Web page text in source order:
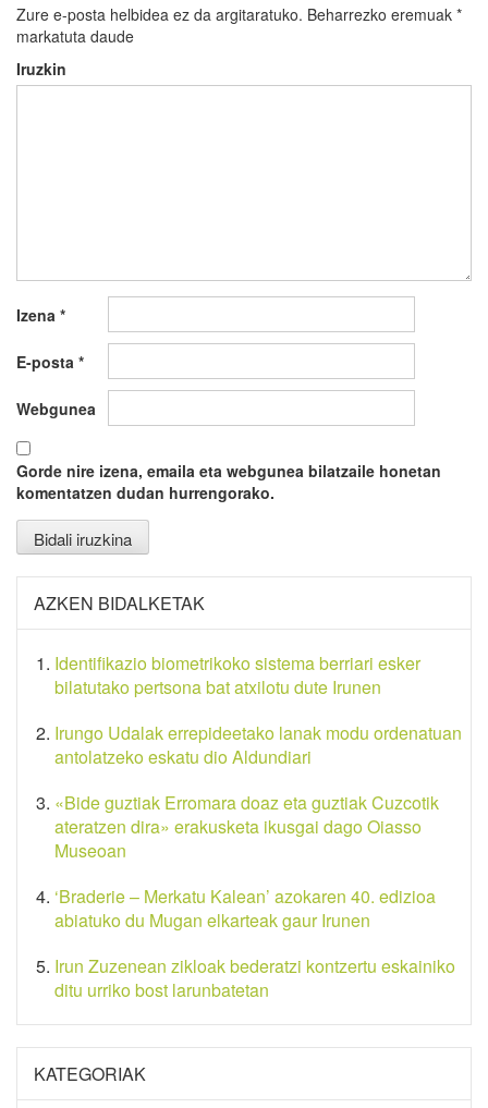
Zure e-posta helbidea ez da argitaratuko. Beharrezko eremuak *
markatuta daude
Iruzkin
Izena *
E-posta *
Webgunea
Gorde nire izena, emaila eta webgunea bilatzaile honetan
komentatzen dudan hurrengorako.
AZKEN BIDALKETAK
Identifikazio biometrikoko sistema berriari esker
bilatutako pertsona bat atxilotu dute Irunen
Irungo Udalak errepideetako lanak modu ordenatuan
antolatzeko eskatu dio Aldundiari
«Bide guztiak Erromara doaz eta guztiak Cuzcotik
ateratzen dira» erakusketa ikusgai dago Oiasso
Museoan
‘Braderie – Merkatu Kalean’ azokaren 40. edizioa
abiatuko du Mugan elkarteak gaur Irunen
Irun Zuzenean zikloak bederatzi kontzertu eskainiko
ditu urriko bost larunbatetan
KATEGORIAK